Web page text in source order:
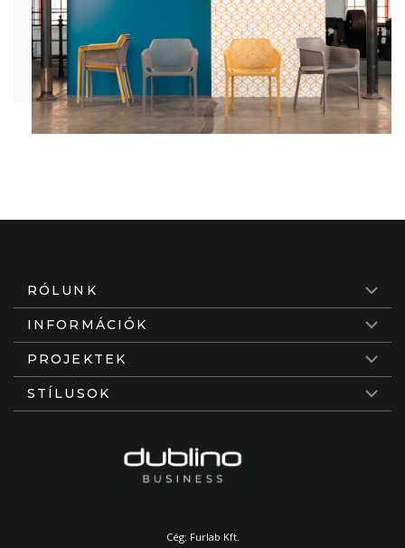
RÓLUNK
INFORMÁCIÓK
PROJEKTEK
STÍLUSOK
Cég: Furlab Kft.